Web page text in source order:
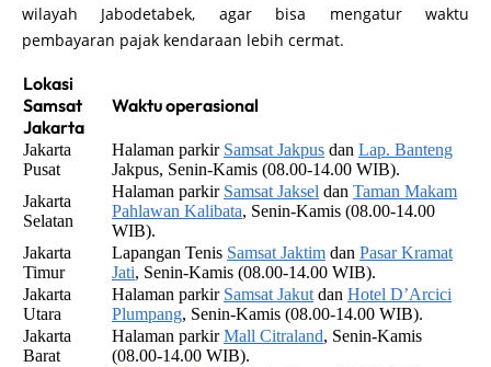
wilayah Jabodetabek, agar bisa mengatur waktu
pembayaran pajak kendaraan lebih cermat.
Lokasi
Samsat
Jakarta
Waktu operasional
Jakarta
Pusat
Halaman parkir Samsat Jakpus dan Lap. Banteng
Jakpus, Senin-Kamis (08.00-14.00 WIB).
Jakarta
Selatan
Halaman parkir Samsat Jaksel dan Taman Makam
Pahlawan Kalibata, Senin-Kamis (08.00-14.00
WIB).
Jakarta
Timur
Lapangan Tenis Samsat Jaktim dan Pasar Kramat
Jati, Senin-Kamis (08.00-14.00 WIB).
Jakarta
Utara
Halaman parkir Samsat Jakutdan Hotel D’Arcici
Plumpang, Senin-Kamis (08.00-14.00 WIB).
Jakarta
Barat
Halaman parkirMall Citraland, Senin-Kamis
(08.00-14.00 WIB).